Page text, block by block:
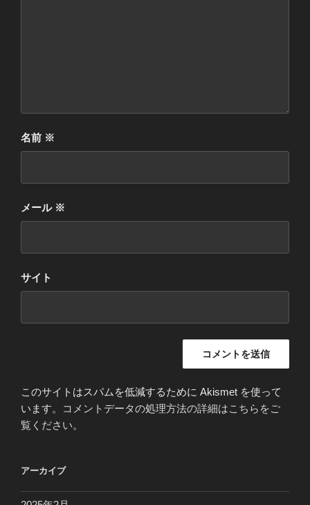
名前 ※
メール ※
サイト
このサイトはスパムを低減するために Akismet を使って
います。
コメントデータの処理方法の詳細はこちらをご
覧ください。
アーカイブ